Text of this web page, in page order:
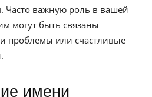
важную роль в вашей
могут быть связаны
проблемы или счастливые
имени